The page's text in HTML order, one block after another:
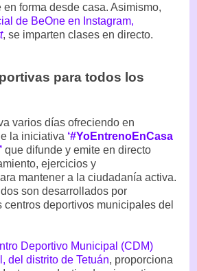
forma desde casa. Asimismo,
de BeOne en Instagram,
, se imparten clases en directo.
para todos los
varios días ofreciendo en
la iniciativa ‘#YoEntrenoEnCasa
que difunde y emite en directo
ejercicios y
mantener a la ciudadanía activa.
son desarrollados por
centros deportivos municipales del
Deportivo Municipal (CDM)
del distrito de Tetuán, proporciona